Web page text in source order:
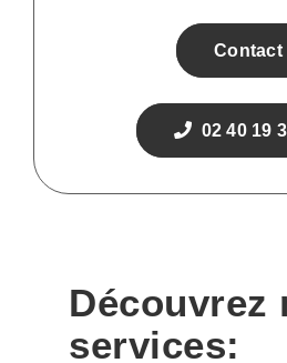
Contact
02 40 19
Découvrez
services: